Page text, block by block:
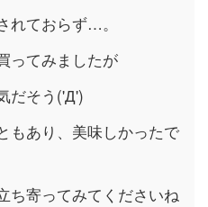
れておらず…。
ってみましたが
だそう('Д')
もあり、美味しかったで
ち寄ってみてくださいね